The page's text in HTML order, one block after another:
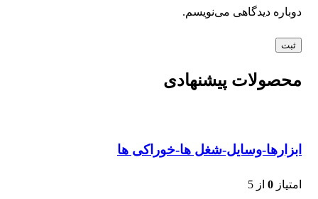
دوباره دیدگاهی می‌نویسم.
محصولات پیشنهادی
ابزارها-وسایل-شغل ها-خوراکی ها
امتیاز 0 از 5